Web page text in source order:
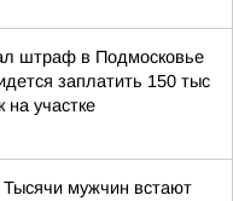
штраф в Подмосковье
заплатить 150 тыс
на участке
мужчин встают